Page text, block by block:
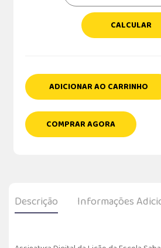
CALCULAR
ADICIONAR AO CARRINHO
COMPRAR AGORA
Descrição Informações